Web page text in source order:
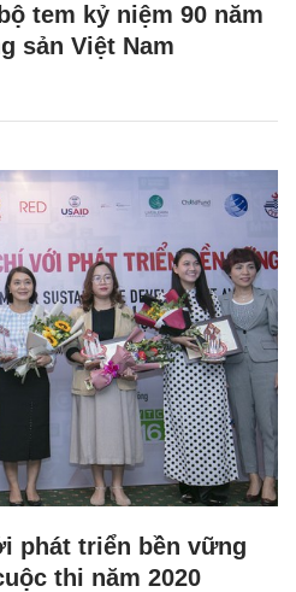
tem kỷ niệm 90 năm
sản Việt Nam
phát triển bền vững
thi năm 2020